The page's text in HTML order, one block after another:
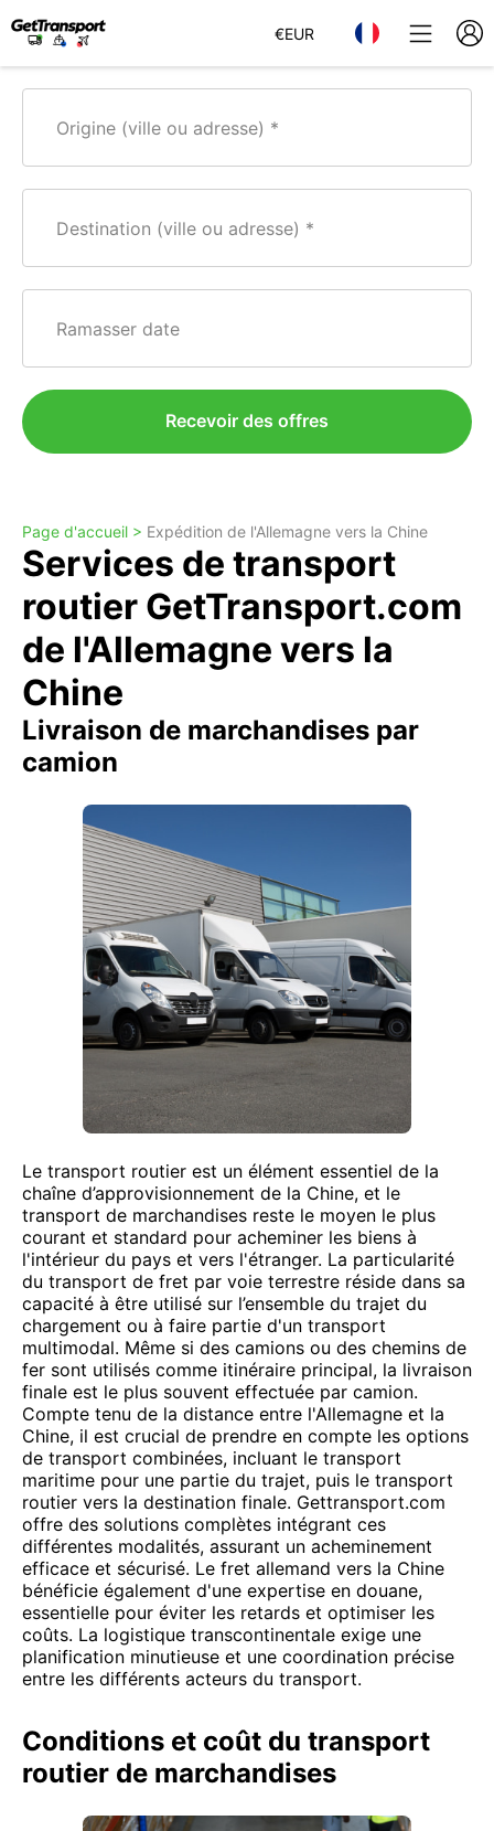
€EUR
Origine (ville ou adresse)
Destination (ville ou adresse)
Ramasser date
Recevoir des offres
Page d'accueil > Expédition de l'Allemagne vers la Chine
Services de transport
routier GetTransport.com
de l'Allemagne vers la
Chine
Livraison de marchandises par
camion
Le transport routier est un élément essentiel de la
chaîne d’approvisionnement de la Chine, et le
transport de marchandises reste le moyen le plus
courant et standard pour acheminer les biens à
l'intérieur du pays et vers l'étranger. La particularité
du transport de fret par voie terrestre réside dans sa
capacité à être utilisé sur l’ensemble du trajet du
chargement ou à faire partie d'un transport
multimodal. Même si des camions ou des chemins de
fer sont utilisés comme itinéraire principal, la livraison
finale est le plus souvent effectuée par camion.
Compte tenu de la distance entre l'Allemagne et la
Chine, il est crucial de prendre en compte les options
de transport combinées, incluant le transport
maritime pour une partie du trajet, puis le transport
routier vers la destination finale. Gettransport.com
offre des solutions complètes intégrant ces
différentes modalités, assurant un acheminement
efficace et sécurisé. Le fret allemand vers la Chine
bénéficie également d'une expertise en douane,
essentielle pour éviter les retards et optimiser les
coûts. La logistique transcontinentale exige une
planification minutieuse et une coordination précise
entre les différents acteurs du transport.
Conditions et coût du transport
routier de marchandises